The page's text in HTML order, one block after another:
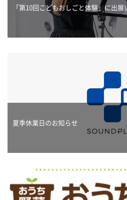
「第10回こどもおしごと体験」に出
夏季休業日のお知らせ